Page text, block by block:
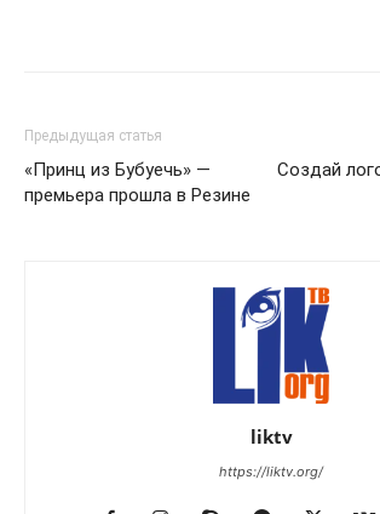
Предыдущая статья
«Принц из Бубуечь» —
премьера прошла в Резине
Создай
liktv
https://liktv.org/